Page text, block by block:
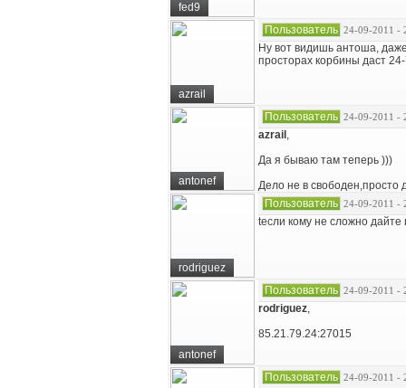
fed9
azrail
Пользователь 24-09-2011 -
Ну вот видишь антоша,
просторах корбины даст
antonef
Пользователь 24-09-2011 -
azrail ,
Да я бываю там теперь )))
Дело не в свободен,просто
rodriguez
Пользователь 24-09-2011 -
tесли кому не сложно
antonef
Пользователь 24-09-2011 -
rodriguez,
85.21.79.24:27015
Пользователь 24-09-2011 -